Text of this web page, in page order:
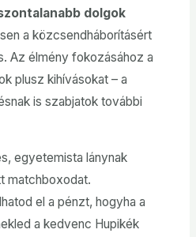
dolgok
a közcsendháborításért
Az élmény fokozásához a
plusz kihívásokat – a
is szabjatok további
egyetemista lánynak
matchboxodat.
el a pénzt, hogyha a
a kedvenc Hupikék